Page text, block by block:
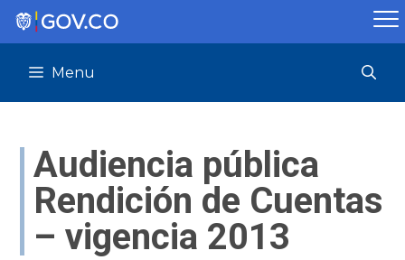
Saltar
Menu
Audiencia pública
Rendición de Cuentas
– vigencia 2013